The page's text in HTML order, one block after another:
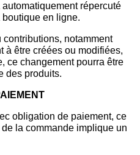
répercuté
en ligne.
notamment
à être créées ou modifiées,
ce changement pourra être
des produits.
obligation de paiement, ce
la commande implique un